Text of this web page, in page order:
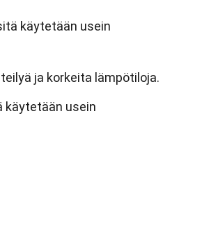
käytetään usein
ja korkeita lämpötiloja.
käytetään usein